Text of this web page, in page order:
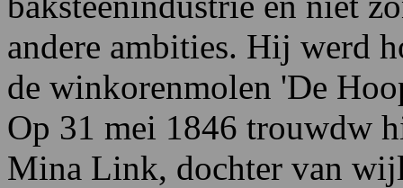
andere ambities. Hij werd
de winkorenmolen 'De
Op 31 mei 1846 trouwdw
Mina Link, dochter van